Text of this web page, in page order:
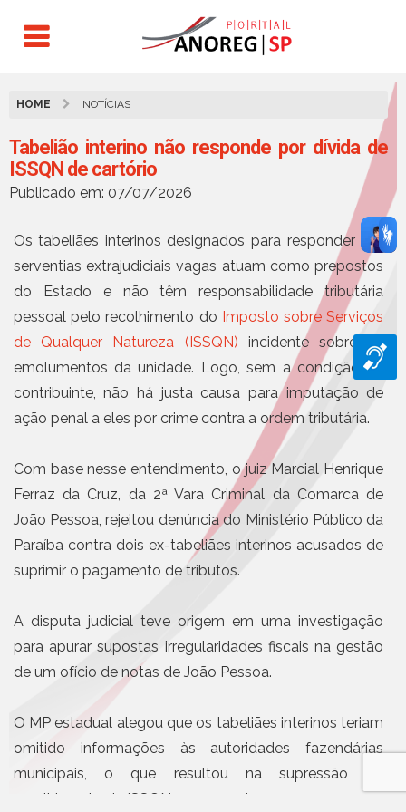
HOME NOTÍCIAS
Tabelião interino não responde por dívida de
ISSQN de cartório
Publicado em: 07/07/2026
Os tabeliães interinos designados para responder por
serventias extrajudiciais vagas atuam como prepostos
do Estado e não têm responsabilidade tributária
pessoal pelo recolhimento do Imposto sobre Serviços
de Qualquer Natureza (ISSQN) incidente sobre os
emolumentos da unidade. Logo, sem a condição de
contribuinte, não há justa causa para imputação de
ação penal a eles por crime contra a ordem tributária.
Com base nesse entendimento, o juiz Marcial Henrique
Ferraz da Cruz, da 2ª Vara Criminal da Comarca de
João Pessoa, rejeitou denúncia do Ministério Público da
Paraíba contra dois ex-tabeliães interinos acusados de
suprimir o pagamento de tributos.
A disputa judicial teve origem em uma investigação
para apurar supostas irregularidades fiscais na gestão
de um ofício de notas de João Pessoa.
O MP estadual alegou que os tabeliães interinos teriam
omitido informações às autoridades fazendárias
municipais, o que resultou na supressão do
recolhimento de ISSQN nos anos de 2017, 2019 e 2020.